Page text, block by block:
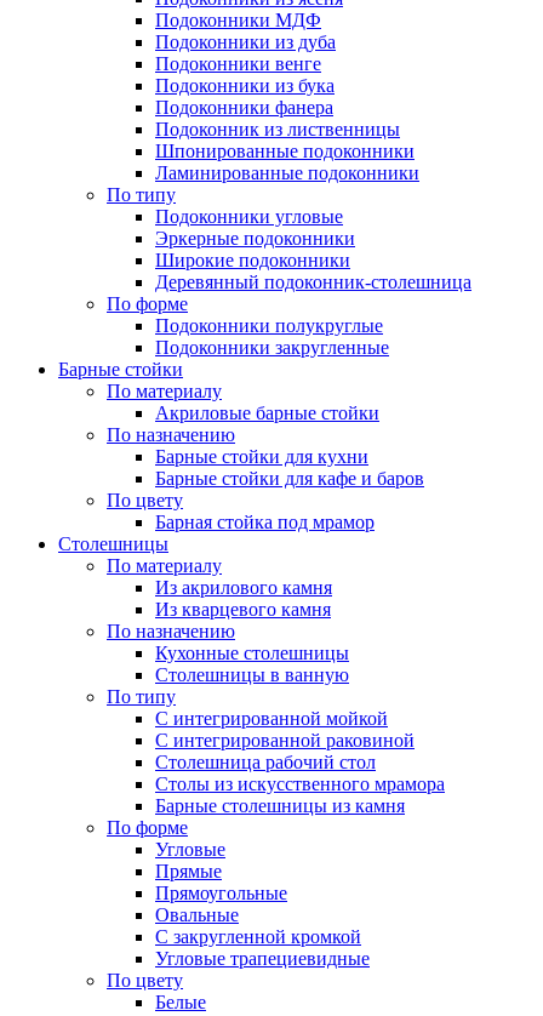
Подоконники МДФ
Подоконники из дуба
Подоконники венге
Подоконники из бука
Подоконники фанера
Подоконник из лиственницы
Шпонированные подоконники
Ламинированные подоконники
По типу
Подоконники угловые
Эркерные подоконники
Широкие подоконники
Деревянный подоконник-столешница
По форме
Подоконники полукруглые
Подоконники закругленные
Барные стойки
По материалу
Акриловые барные стойки
По назначению
Барные стойки для кухни
Барные стойки для кафе и баров
По цвету
Барная стойка под мрамор
Столешницы
По материалу
Из акрилового камня
Из кварцевого камня
По назначению
Кухонные столешницы
Столешницы в ванную
По типу
С интегрированной мойкой
С интегрированной раковиной
Столешница рабочий стол
Столы из искусственного мрамора
Барные столешницы из камня
По форме
Угловые
Прямые
Прямоугольные
Овальные
С закругленной кромкой
Угловые трапециевидные
По цвету
Белые